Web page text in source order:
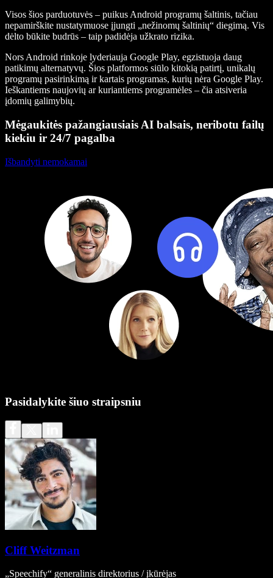
Visos šios parduotuvės – puikus Android programų šaltinis, tačiau
nepamirškite nustatymuose įjungti „nežinomų šaltinių“ diegimą. Vis
dėlto būkite budrūs – taip padidėja užkrato rizika.
Nors Android rinkoje lyderiauja Google Play, egzistuoja daug
patikimų alternatyvų. Šios platformos siūlo kitokią patirtį, unikalų
programų pasirinkimą ir kartais programas, kurių nėra Google Play.
Ieškantiems naujovių ar kuriantiems programėles – čia atsiveria
įdomių galimybių.
Mėgaukitės pažangiausiais AI balsais, neribotu failų
kiekiu ir 24/7 pagalba
Išbandyti nemokamai
Pasidalykite šiuo straipsniu
Cliff Weitzman
„Speechify“ generalinis direktorius / įkūrėjas